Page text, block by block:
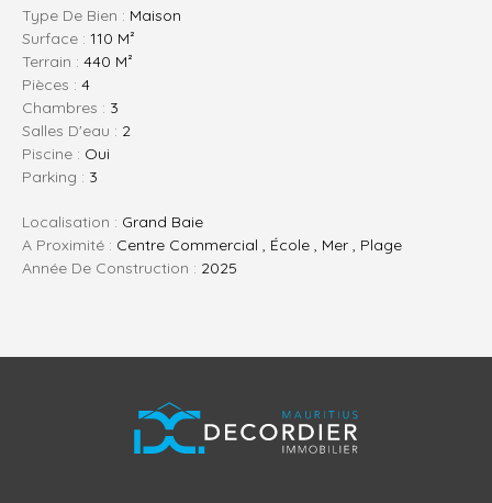
Type De Bien : Maison
Surface : 110 M²
Terrain : 440 M²
Pièces : 4
Chambres : 3
Salles D'eau : 2
Piscine : Oui
Parking : 3
Localisation : Grand Baie
A Proximité : Centre Commercial , École , Mer , Plage
Année De Construction : 2025